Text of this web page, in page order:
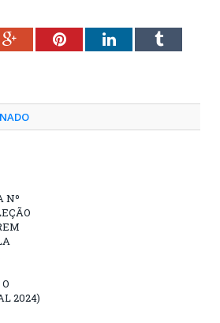
Google+PinterestLinkedInTumblr
Nº
2024)